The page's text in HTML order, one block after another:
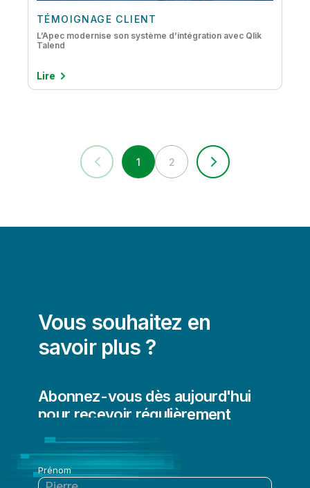
TÉMOIGNAGE CLIENT
L’Apec modernise son système d’intégration avec Qlik
Talend
Lire
1 2
Vous souhaitez en
savoir plus ?
Abonnez-vous dès aujourd'hui
pour recevoir régulièrement
Prénom